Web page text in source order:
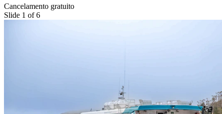
Cancelamento gratuito
Slide 1 of 6